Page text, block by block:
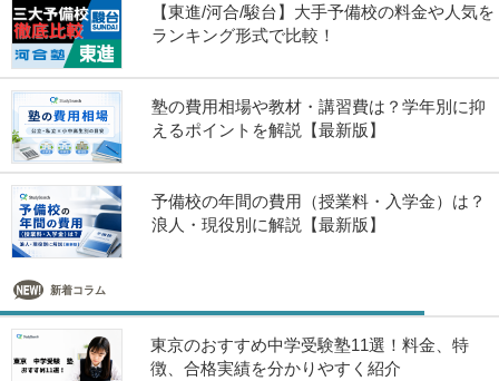
【東進/河合/駿台】大手予備校の料金や人気を
ランキング形式で比較！
塾の費用相場や教材・講習費は？学年別に抑
えるポイントを解説【最新版】
予備校の年間の費用（授業料・入学金）は？
浪人・現役別に解説【最新版】
新着コラム
東京のおすすめ中学受験塾11選！料金、特
徴、合格実績を分かりやすく紹介